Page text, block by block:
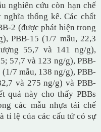
nghiên cứu còn hạn chế
thống kê. Các chất
2 (được phát hiện trong
PBB-15 (1/7 mẫu, 22,3
55,7 và 141 ng/g),
57,7 và 123 ng/g), PBB-
7 mẫu, 138 ng/g), PBB-
và 275 ng/g) và PBB-
quả này cho thấy PBBs
các mẫu nhựa tái chế
tỉ lệ của các cấu tử có sự